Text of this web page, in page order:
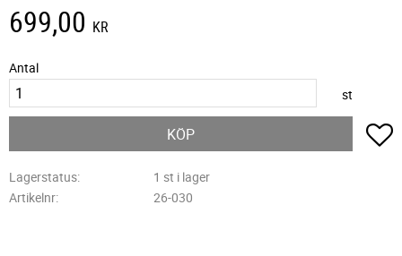
699,00 KR
Antal
st
KÖP
Lagerstatus
1 st i lager
Artikelnr
26-030